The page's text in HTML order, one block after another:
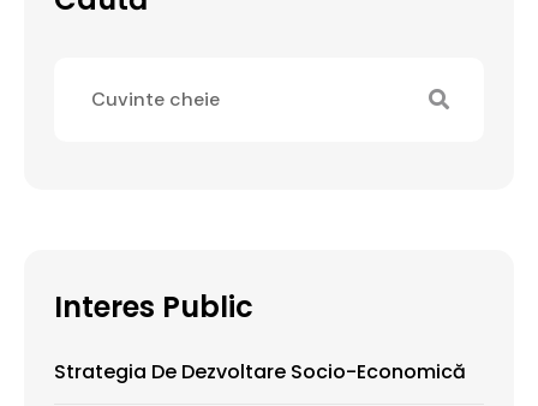
Interes Public
Strategia De Dezvoltare Socio-Economică